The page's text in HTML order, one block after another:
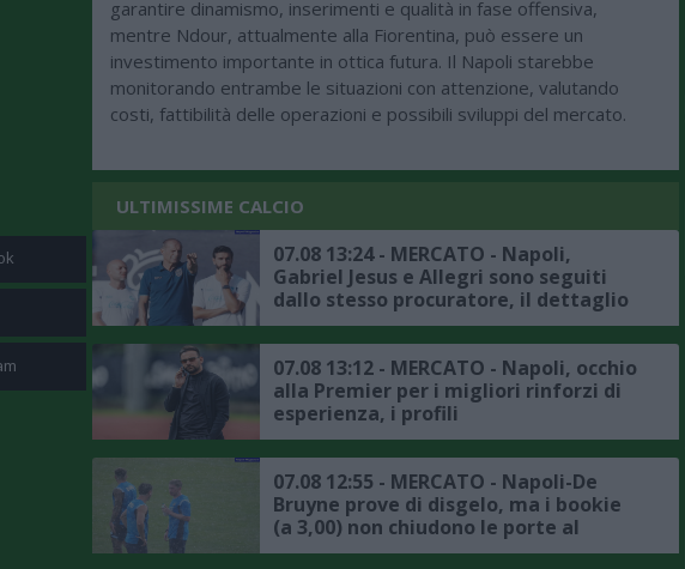
garantire dinamismo, inserimenti e qualità in fase offensiva,
mentre Ndour, attualmente alla Fiorentina, può essere un
investimento importante in ottica futura. Il Napoli starebbe
monitorando entrambe le situazioni con attenzione, valutando
costi, fattibilità delle operazioni e possibili sviluppi del mercato.
ULTIMISSIME CALCIO
07.08 13:24 - MERCATO - Napoli,
Gabriel Jesus e Allegri sono seguiti
dallo stesso procuratore, il dettaglio
07.08 13:12 - MERCATO - Napoli, occhio
alla Premier per i migliori rinforzi di
esperienza, i profili
07.08 12:55 - MERCATO - Napoli-De
Bruyne prove di disgelo, ma i bookie
(a 3,00) non chiudono le porte al
trasferimento